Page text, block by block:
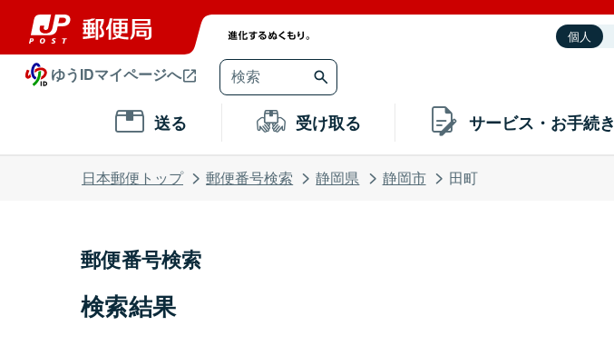
個人
ゆうIDマイページへ
送る 受け取る サービス・お手続き
日本郵便トップ 郵便番号検索 静岡県 静岡市 田町
郵便番号検索
検索結果